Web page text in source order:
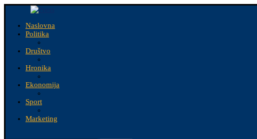
Naslovna
Politika
Društvo
Hronika
Ekonomija
Sport
Marketing